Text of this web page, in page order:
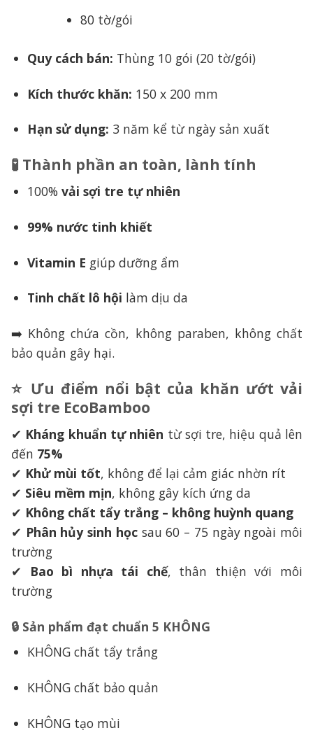
80 tờ/gói
Quy cách bán: Thùng 10 gói (20 tờ/gói)
Kích thước khăn: 150 x 200 mm
Hạn sử dụng: 3 năm kể từ ngày sản xuất
🧪 Thành phần an toàn, lành tính
100% vải sợi tre tự nhiên
99% nước tinh khiết
Vitamin E giúp dưỡng ẩm
Tinh chất lô hội làm dịu da
➡️ Không chứa cồn, không paraben, không chất
bảo quản gây hại.
⭐ Ưu điểm nổi bật của khăn ướt vải
sợi tre EcoBamboo
✔ Kháng khuẩn tự nhiên từ sợi tre, hiệu quả lên
đến 75%
✔ Khử mùi tốt, không để lại cảm giác nhờn rít
✔ Siêu mềm mịn, không gây kích ứng da
✔ Không chất tẩy trắng – không huỳnh quang
✔ Phân hủy sinh họcsau 60 – 75 ngày ngoài môi
trường
✔
Bao bì nhựa tái chế, thân thiện với môi
trường
🔒 Sản phẩm đạt chuẩn 5 KHÔNG
KHÔNG chất tẩy trắng
KHÔNG chất bảo quản
KHÔNG tạo mùi